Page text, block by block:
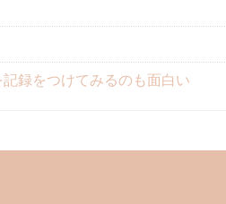
録をつけてみるのも面白い